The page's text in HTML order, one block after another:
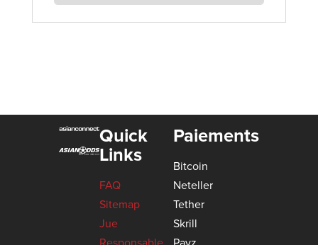
Quick
Links
FAQ
Sitemap
Jue
Paiements
Bitcoin
Neteller
Tether
Skrill